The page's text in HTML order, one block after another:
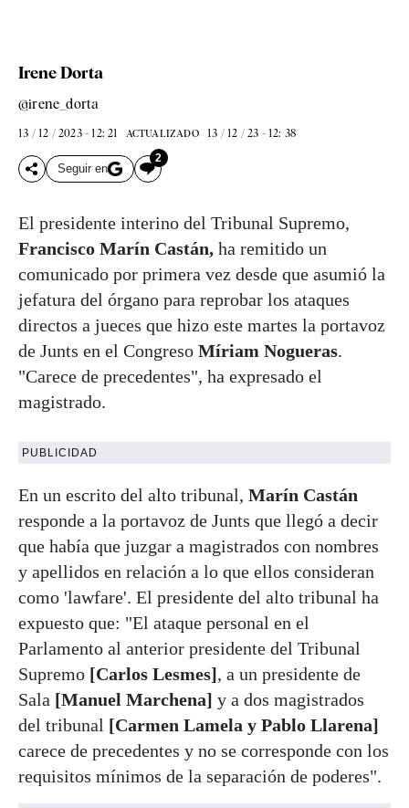
Irene Dorta
@irene_dorta
13 / 12 / 2023 - 12: 21 ACTUALIZADO 13 / 12 / 23 - 12: 38
Seguir en
2
El presidente interino del Tribunal Supremo,
Francisco Marín Castán, ha remitido un
comunicado por primera vez desde que asumió la
jefatura del órgano para reprobar los ataques
directos a jueces que hizo este martes la portavoz
de Junts en el Congreso Míriam Nogueras.
"Carece de precedentes", ha expresado el
magistrado.
PUBLICIDAD
En un escrito del alto tribunal, Marín Castán
responde a la portavoz de Junts que llegó a decir
que había que juzgar a magistrados con nombres
y apellidos en relación a lo que ellos consideran
como 'lawfare'. El presidente del alto tribunal ha
expuesto que: "El ataque personal en el
Parlamento al anterior presidente del Tribunal
Supremo [Carlos Lesmes], a un presidente de
Sala [Manuel Marchena] y a dos magistrados
del tribunal [Carmen Lamela y Pablo Llarena]
carece de precedentes y no se corresponde con los
requisitos mínimos de la separación de poderes".